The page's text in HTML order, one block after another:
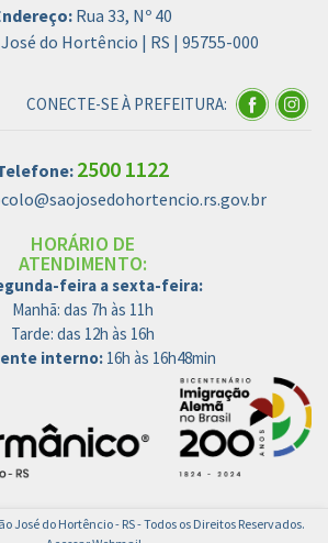
Rua 33, Nº 40
do Hortêncio | RS | 95755-000
CONECTE-SE À PREFEITURA:
2500 1122
HORÁRIO DE
ATENDIMENTO:
feira a sexta-feira:
Manhã: das 7h às 11h
Tarde: das 12h às 16h
interno: 16h às 16h48min
José do Hortêncio - RS - Todos os Direitos Reservados.